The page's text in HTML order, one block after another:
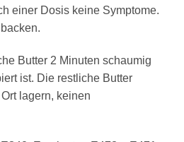
einer Dosis keine Symptome.
Butter 2 Minuten schaumig
ist. Die restliche Butter
lagern, keinen